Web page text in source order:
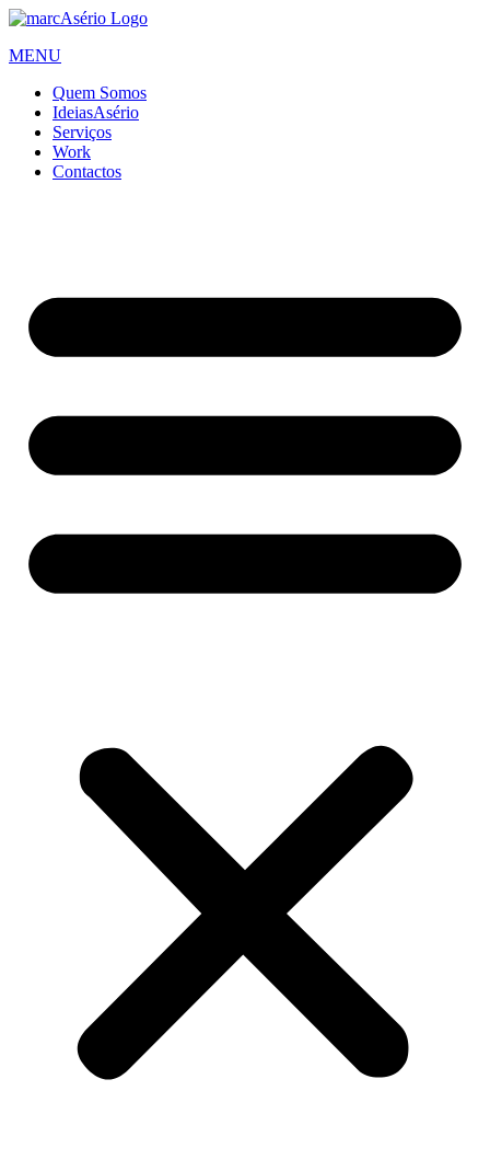
Skip
content
MENU
Quem Somos
IdeiasAsério
Serviços
Work
Contactos